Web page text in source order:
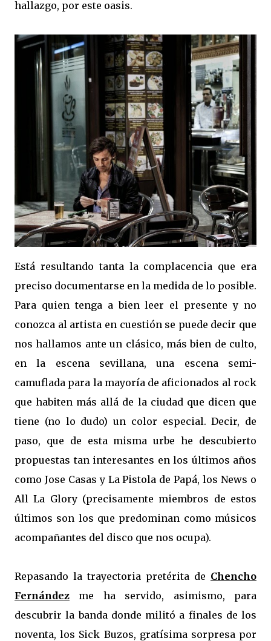
hallazgo, por este oasis.
Está resultando tanta la complacencia que era
preciso documentarse en la medida de lo posible.
Para quien tenga a bien leer el presente y no
conozca al artista en cuestión se puede decir que
nos hallamos ante un clásico, más bien de culto,
en la escena sevillana, una escena semi-
camuflada para la mayoría de aficionados al rock
que habiten más allá de la ciudad que dicen que
tiene (no lo dudo) un color especial. Decir, de
paso, que de esta misma urbe he descubierto
propuestas tan interesantes en los últimos años
como Jose Casas y La Pistola de Papá, los News o
All La Glory (precisamente miembros de estos
últimos son los que predominan como músicos
acompañantes del disco que nos ocupa).
Repasando la trayectoria pretérita de Chencho
Fernández
me ha servido, asimismo, para
descubrir la banda donde militó a finales de los
noventa, los Sick Buzos, gratísima sorpresa por